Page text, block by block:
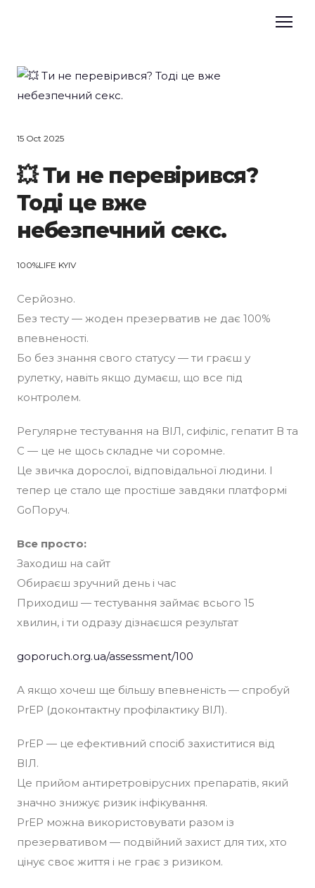
15 Oct 2025
💥 Ти не перевірився?
Тоді це вже
небезпечний секс.
100%LIFE KYIV
Серйозно.
Без тесту — жоден презерватив не дає 100%
впевненості.
Бо без знання свого статусу — ти граєш у
рулетку, навіть якщо думаєш, що все під
контролем.
Регулярне тестування на ВІЛ, сифіліс, гепатит В та
С — це не щось складне чи соромне.
Це звичка дорослої, відповідальної людини. І
тепер це стало ще простіше завдяки платформі
GoПоруч.
Все просто:
Заходиш на сайт
Обираєш зручний день і час
Приходиш — тестування займає всього 15
хвилин, і ти одразу дізнаєшся результат
goporuch.org.ua/assessment/100
А якщо хочеш ще більшу впевненість — спробуй
PrEP (доконтактну профілактику ВІЛ).
PrEP — це ефективний спосіб захиститися від
ВІЛ.
Це прийом антиретровірусних препаратів, який
значно знижує ризик інфікування.
PrEP можна використовувати разом із
презервативом — подвійний захист для тих, хто
цінує своє життя і не грає з ризиком.